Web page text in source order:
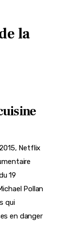
la
Netflix
19
Pollan
qui
en danger